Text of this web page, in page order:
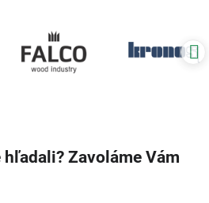
Zavoláme Vám